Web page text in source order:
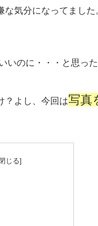
気分になってまし
いのに・・・と思っ
？よし、今回は写真